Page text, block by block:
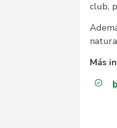
club,
Más